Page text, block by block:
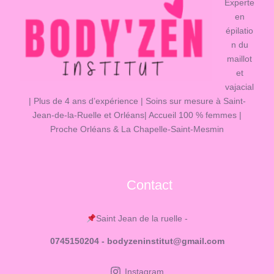
Experte
en
épilatio
n du
maillot
et
vajacial
| Plus de 4 ans d’expérience | Soins sur mesure à Saint-
Jean-de-la-Ruelle et Orléans| Accueil 100 % femmes |
Proche Orléans & La Chapelle-Saint-Mesmin
Contact
Saint Jean de la ruelle -
0745150204 - bodyzeninstitut@gmail.com
Instagram